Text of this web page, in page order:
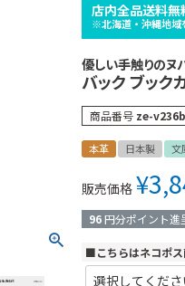
店内全品送料無
※北海道・沖縄地域
優しい手触りのヌ
バック ブッ
商品番号 ze-v236b
本革 日本製 文
販売価格 ¥
96円分ポイント進
■こちらはネコポス